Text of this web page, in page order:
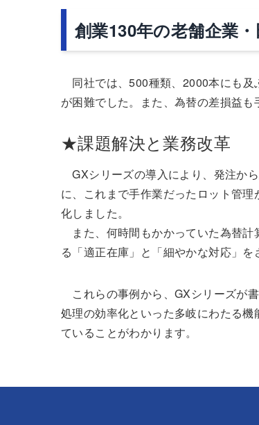
創業130年の老舗企業
同社では、500種類、2000本にも及
が困難でした。また、為替の差損益も
★課題解決と業務改革
GXシリーズの導入により、発注か
に、これまで手作業だったロット管
化しました。
また、何時間もかかっていた為替計
る「適正在庫」と「細やかな対応」を
これらの事例から、GXシリーズが
処理の効率化といった多岐にわたる
ていることがわかります。